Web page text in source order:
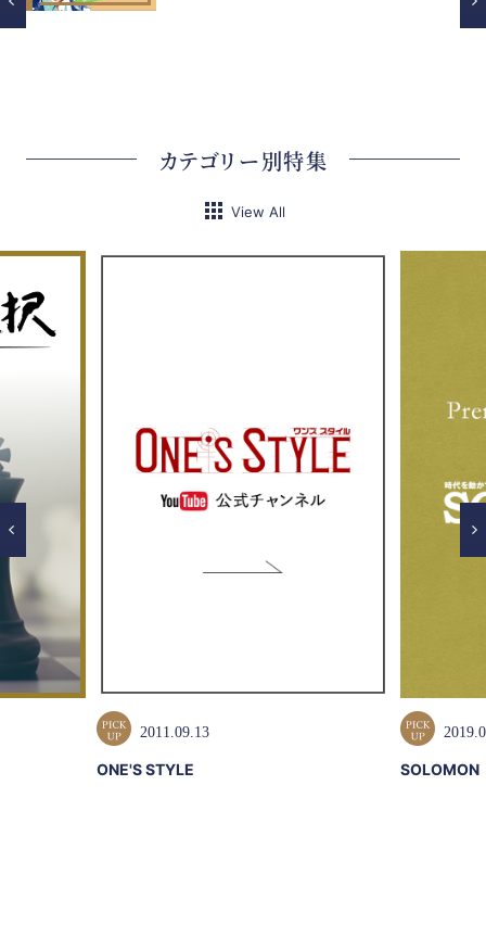
カテゴリー別特集
View All
2011.09.13
ONE'S STYLE SOLOMON